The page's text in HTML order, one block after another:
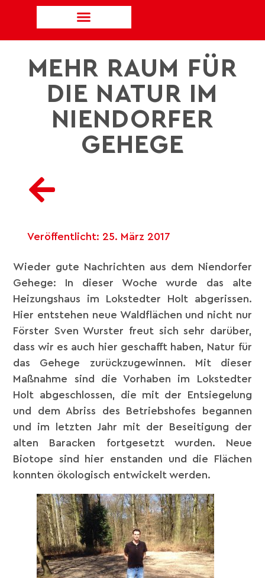
MEHR RAUM FÜR
DIE NATUR IM
NIENDORFER
GEHEGE
Veröffentlicht: 25. März 2017
Wieder gute Nachrichten aus dem Niendorfer
Gehege: In dieser Woche wurde das alte
Heizungshaus im Lokstedter Holt abgerissen.
Hier entstehen neue Waldflächen und nicht nur
Förster Sven Wurster freut sich sehr darüber,
dass wir es auch hier geschafft haben, Natur für
das Gehege zurückzugewinnen. Mit dieser
Maßnahme sind die Vorhaben im Lokstedter
Holt abgeschlossen, die mit der Entsiegelung
und dem Abriss des Betriebshofes begannen
und im letzten Jahr mit der Beseitigung der
alten Baracken fortgesetzt wurden. Neue
Biotope sind hier enstanden und die Flächen
konnten ökologisch entwickelt werden.